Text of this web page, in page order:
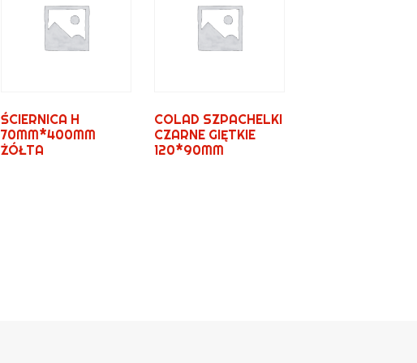
ŚCIERNICA H
70MM*400MM
ŻÓŁTA
COLAD SZPACHELKI
CZARNE GIĘTKIE
120*90MM